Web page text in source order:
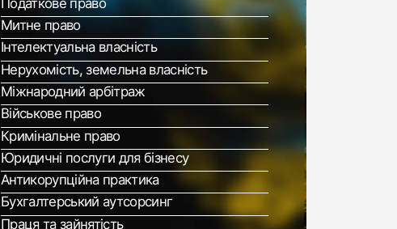
Митне право
Інтелектуальна власність
Нерухомість, земельна власність
Міжнародний арбітраж
Військове право
Кримінальне право
Юридичні послуги для бізнесу
Антикорупційна практика
Бухгалтерський аутсорсинг
Праця та зайнятість